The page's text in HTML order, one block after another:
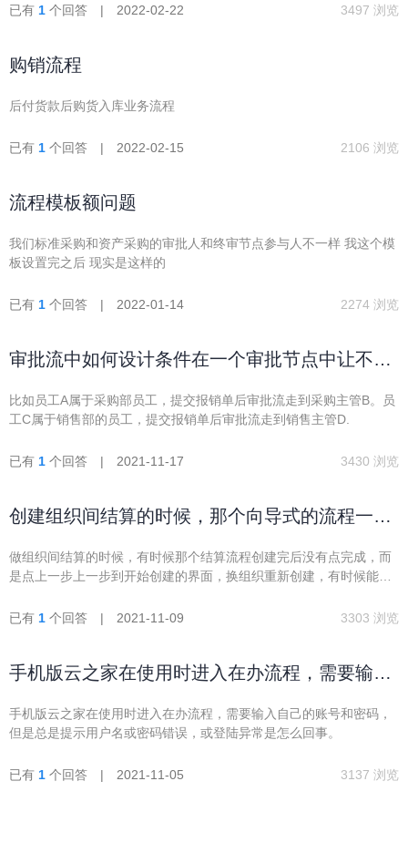
已有 1 个回答 | 2022-02-22 3497 浏览
购销流程
后付货款后购货入库业务流程
已有 1 个回答 | 2022-02-15 2106 浏览
流程模板额问题
我们标准采购和资产采购的审批人和终审节点参与人不一样 我这个模
板设置完之后 现实是这样的
已有 1 个回答 | 2022-01-14 2274 浏览
审批流中如何设计条件在一个审批节点中让不同
核？请老师们指教。
比如员工A属于采购部员工，提交报销单后审批流走到采购主管B。员
工C属于销售部的员工，提交报销单后审批流走到销售主管D.
已有 1 个回答 | 2021-11-17 3430 浏览
创建组织间结算的时候，那个向导式的流程一定
做组织间结算的时候，有时候那个结算流程创建完后没有点完成，而
是点上一步上一步到开始创建的界面，换组织重新创建，有时候能创
已有 1 个回答 | 2021-11-09 3303 浏览
手机版云之家在使用时进入在办流程，需要输入
错误，或登陆异常是怎么回事。
手机版云之家在使用时进入在办流程，需要输入自己的账号和密码，
但是总是提示用户名或密码错误，或登陆异常是怎么回事。
已有 1 个回答 | 2021-11-05 3137 浏览